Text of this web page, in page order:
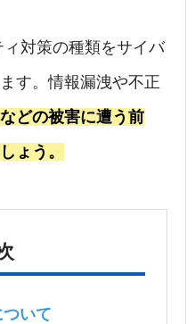
対策の種類をサイバ
す。情報漏洩や不正
どの被害に遭う前
ょう。
いて